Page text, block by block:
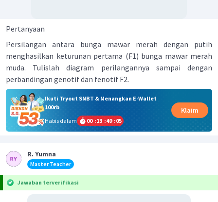
Pertanyaan
Persilangan antara bunga mawar merah dengan putih
menghasilkan keturunan pertama (F1) bunga mawar merah
muda. Tulislah diagram perilangannya sampai dengan
perbandingan genotif dan fenotif F2.
Ikuti Tryout SNBT & Menangkan E-Wallet
100rb
Habis dalam
00 :13 :49 :05
Klaim
R. Yumna
Master Teacher
Jawaban terverifikasi